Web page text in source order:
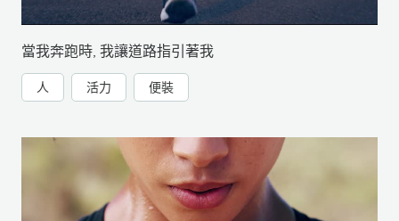
當我奔跑時, 我讓道路指引著我
人 活力 便裝